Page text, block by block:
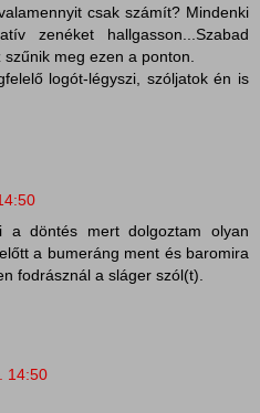
csak számít? Mindenki
zenéket hallgasson...Szabad
meg ezen a ponton.
logót-légyszi, szóljatok én is
döntés mert dolgoztam olyan
a bumeráng ment és baromira
fodrásznál a sláger szól(t).
14:50